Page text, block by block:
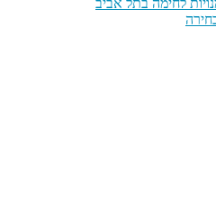
לחימה בתל אביב